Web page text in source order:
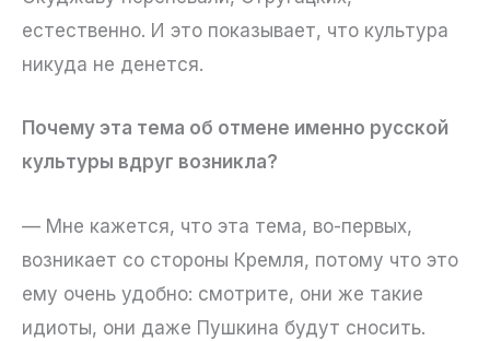
естественно. И это показывает, что культура
никуда не денется.
Почему эта тема об отмене именно русской
культуры вдруг возникла?
— Мне кажется, что эта тема, во-первых,
возникает со стороны Кремля, потому что это
ему очень удобно: смотрите, они же такие
идиоты, они даже Пушкина будут сносить.